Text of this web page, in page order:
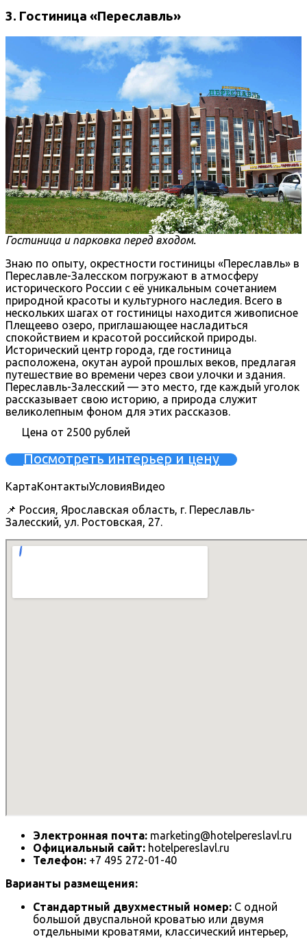
3. Гостиница «Переславль»
Гостиница и парковка перед входом.
Знаю по опыту, окрестности гостиницы «Переславль» в
Переславле-Залесском погружают в атмосферу
исторического России с её уникальным сочетанием
природной красоты и культурного наследия. Всего в
нескольких шагах от гостиницы находится живописное
Плещеево озеро, приглашающее насладиться
спокойствием и красотой российской природы.
Исторический центр города, где гостиница
расположена, окутан аурой прошлых веков, предлагая
путешествие во времени через свои улочки и здания.
Переславль-Залесский — это место, где каждый уголок
рассказывает свою историю, а природа служит
великолепным фоном для этих рассказов.
Цена от 2500 рублей
Посмотреть интерьер и цену
КартаКонтактыУсловияВидео
📌 Россия, Ярославская область, г. Переславль-
Залесский, ул. Ростовская, 27.
Электронная почта: marketing@hotelpereslavl.ru
Официальный сайт: hotelpereslavl.ru
Телефон: +7 495 272-01-40
Варианты размещения:
Стандартный двухместный номер: С одной
большой двуспальной кроватью или двумя
отдельными кроватями, классический интерьер,